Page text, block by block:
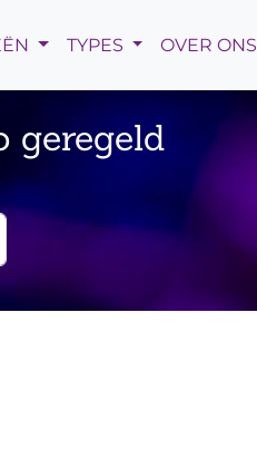
TYPES OVER ONS
geregeld